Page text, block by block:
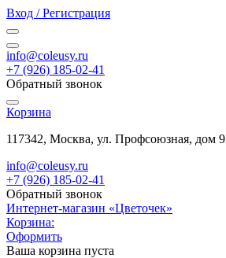
Вход / Регистрация
info@coleusy.ru
+7 (926) 185-02-41
Обратный звонок
Корзина
117342, Москва, ул. Профсоюзная, дом
info@coleusy.ru
+7 (926) 185-02-41
Обратный звонок
Интернет-магазин «Цветочек»
Корзина:
Оформить
Ваша корзина пуста